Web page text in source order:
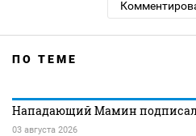
ПО ТЕМЕ
Нападающий Мамин подписал
03 августа 2026